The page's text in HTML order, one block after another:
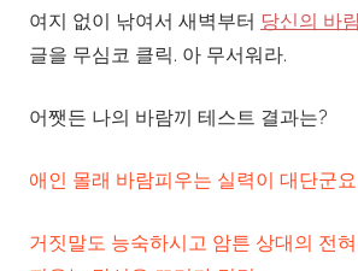
여지 없이 낚여서 새벽부터 당신의 바
글을 무심코 클릭. 아 무서워라.
어쨋든 나의 바람끼 테스트 결과는?
애인 몰래 바람피우는 실력이 대단군
거짓말도 능숙하시고 암튼 상대의 전